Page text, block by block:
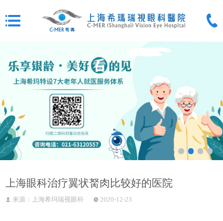
上海眼科治疗翼状胬肉比较好的医院
来源：上海希玛瑞视眼科 2020-12-23